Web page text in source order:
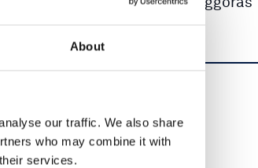
About
our traffic. We also share
who may combine it with
services.
Tweet Dela